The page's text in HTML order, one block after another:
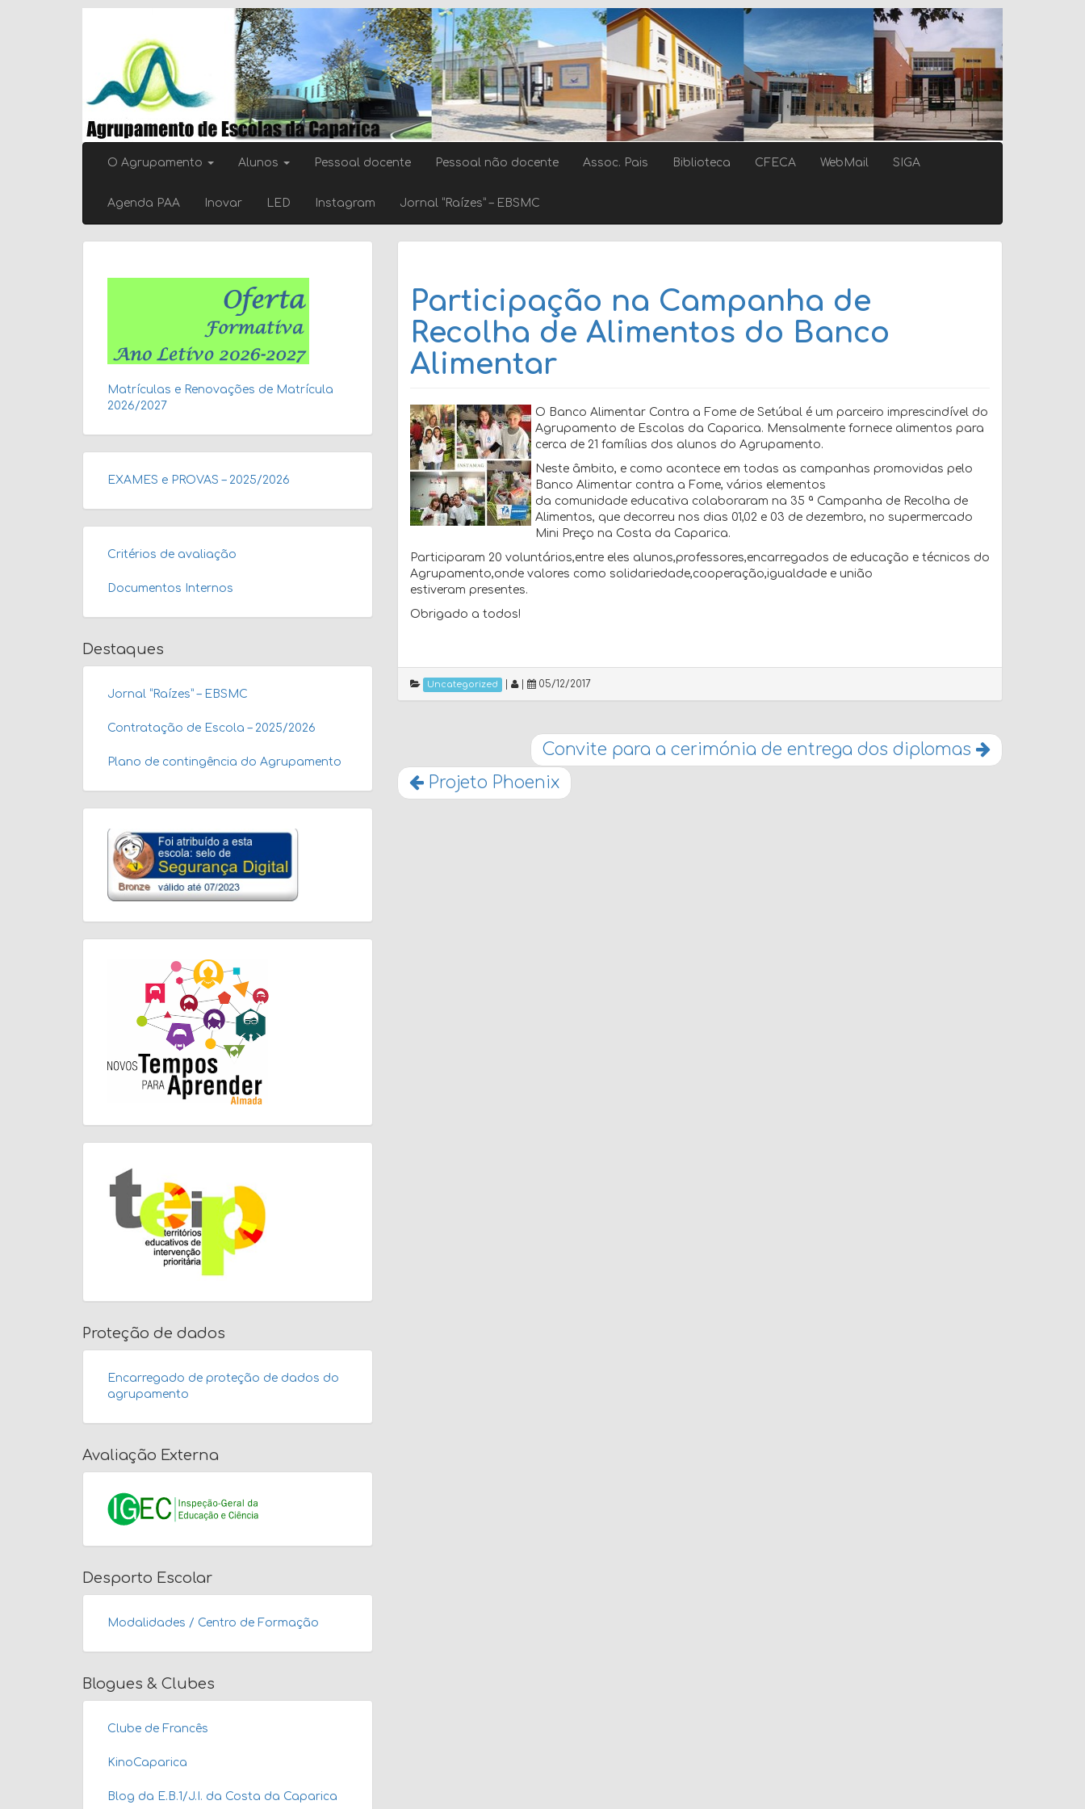
O Agrupamento Alunos Pessoal docente Pessoal não docente Assoc. Pais Biblioteca CFECA WebMail SIGA
Agenda PAA Inovar LED Instagram Jornal “Raízes” – EBSMC
Participação na Campanha de
Recolha de Alimentos do Banco
Alimentar
O Banco Alimentar Contra a Fome de Setúbal é um parceiro imprescindível do
Agrupamento de Escolas da Caparica. Mensalmente fornece alimentos para
cerca de 21 famílias dos alunos do Agrupamento.
Neste âmbito, e como acontece em todas as campanhas promovidas pelo
Banco Alimentar contra a Fome, vários elementos
da comunidade educativa colaboraram na 35 ª Campanha de Recolha de
Alimentos, que decorreu nos dias 01,02 e 03 de dezembro, no supermercado
Mini Preço na Costa da Caparica.
Participaram 20 voluntários,entre eles alunos,professores,encarregados de educação e técnicos do
Agrupamento,onde valores como solidariedade,cooperação,igualdade e união
estiveram presentes.
Obrigado a todos!
Uncategorized 05/12/2017
Convite para a cerimónia de entrega dos diplomas
Projeto Phoenix
Matrículas e Renovações de Matrícula
2026/2027
EXAMES e PROVAS – 2025/2026
Critérios de avaliação
Documentos Internos
Destaques
Jornal “Raízes” – EBSMC
Contratação de Escola – 2025/2026
Plano de contingência do Agrupamento
Proteção de dados
Encarregado de proteção de dados do
agrupamento
Avaliação Externa
Desporto Escolar
Modalidades / Centro de Formação
Blogues & Clubes
Clube de Francês
KinoCaparica
Blog da E.B.1/J.I. da Costa da Caparica